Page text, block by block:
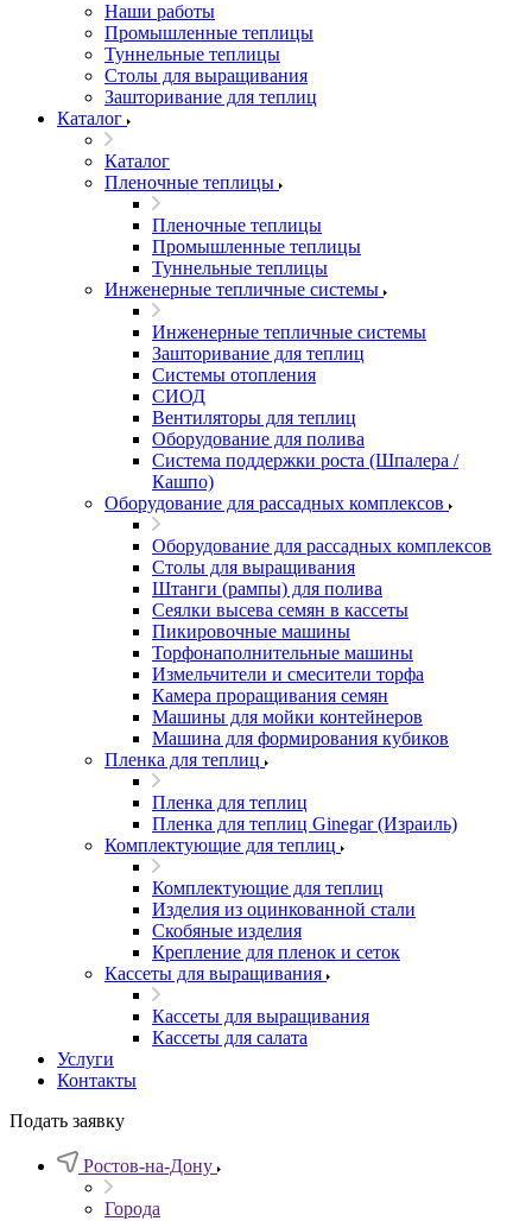
Наши работы
Промышленные теплицы
Туннельные теплицы
Столы для выращивания
Зашторивание для теплиц
Каталог
Каталог
Пленочные теплицы
Пленочные теплицы
Промышленные теплицы
Туннельные теплицы
Инженерные тепличные системы
Инженерные тепличные системы
Зашторивание для теплиц
Системы отопления
СИОД
Вентиляторы для теплиц
Оборудование для полива
Система поддержки роста (Шпалера /
Кашпо)
Оборудование для рассадных комплексов
Оборудование для рассадных комплексов
Столы для выращивания
Штанги (рампы) для полива
Сеялки высева семян в кассеты
Пикировочные машины
Торфонаполнительные машины
Измельчители и смесители торфа
Камера проращивания семян
Машины для мойки контейнеров
Машина для формирования кубиков
Пленка для теплиц
Пленка для теплиц
Пленка для теплиц Ginegar (Израиль)
Комплектующие для теплиц
Комплектующие для теплиц
Изделия из оцинкованной стали
Скобяные изделия
Крепление для пленок и сеток
Кассеты для выращивания
Кассеты для выращивания
Кассеты для салата
Услуги
Контакты
Подать заявку
Ростов-на-Дону
Города